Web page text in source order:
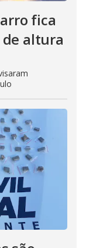
fica
altura